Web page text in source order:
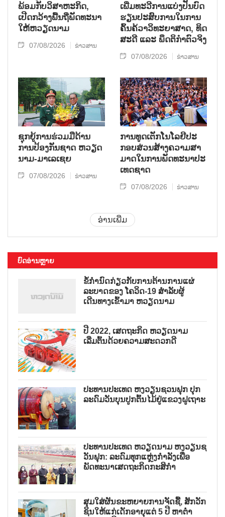
ພ້ອມກັບ​ວິ​ສາ​ຫະ​ກ​ິດ,
ເປີດກວ້າງ​ພື້ນ​ຖີ່​ພັດ​ທະ​ນາ​
ໃຫ້​ຫວຽດ​ນາມ
07/08/2026 ຂ່າວສານ
ເພີ່ມ​ທະ​ວີ​ການ​ແບ່​ງ​ປັນ​ບົດ​
ຮຽນ​ປະ​ສົບ​ການ​ໃນ​ການ​
ຄົ້ນ​ຄ້​ວາ​ວິ​ທະ​ຍາ​ສາດ, ທິດ​
ສະ​ດີ ແລະ ພຶດ​ຕິ​ກຳຕົວ​ຈິງ
07/08/2026 ຂ່າວສານ
ຊຸກ​ຍູ້​ການ​ຮ່ວມ​ມື​ດ້ານ​
ການ​ປ້ອງ​ກັນ​ຊາດ ຫວຽດ​
ນາມ-ມາ​ເລ​ເຊຍ
07/08/2026 ຂ່າວສານ
ການ​ທູດ​ເຕັກ​ໂນ​ໂລ​ຢີ​ປະ​
ກອບ​ສ່ວນ​ສ້າງ​ຄວາມ​ສາ​
ມາດ​ໃນ​ການ​ພັດ​ທະ​ນາ​ປະ​
ເທດ​ຊາດ
07/08/2026 ຂ່າວສານ
ອ່ານເພີ່ມ
ບົດອ່ານຫຼາຍ
ຂໍ້ກຳນົດກ່ຽວກັບການຕ້ານການແຜ່
ລະບາດຂອງ ໂຄວິດ-19 ສຳລັບຜູ້
ເດີນທາງເຂົ້າມາ ຫວຽດນາມ
ປີ 2022, ເສດຖະກິດ ຫວຽດນາມ
ເລີ່ມຕົ້ນດ້ວຍຄວາມສະດວກດີ
ປະທານປະເທດ ຫງວຽນຊວນຟຸກ ປຸກ
ລະດົມວັນບຸນປູກຕົ້ນໄມ້ຢູ່ແຂວງຝູເຖາະ
ປະທານປະເທດ ຫວຽດນາມ ຫງວຽນຊ
ວັນຟຸກ: ລະດົມທຸກແຫຼ່ງກຳລັງເພື່ອ
ພັດທະນາເສດຖະກິດກະສິກຳ
ສຸມໃສ່ຜັນຂະຫຍາຍການຈັດຊື້, ສັກວັກ
ຊິນໃຫ້ແກ່ເດັກອາຍຸແຕ່ 5 ປີ ຫາຕ່ຳ